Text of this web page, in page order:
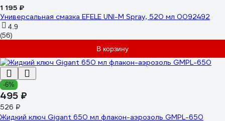
1 195 ₽
Универсальная смазка EFELE UNI-M Spray, 520 мл 0092492
4.9
(56)
В корзину
-6%
495 ₽
526 ₽
Жидкий ключ Gigant 650 мл флакон-аэрозоль GMPL-650